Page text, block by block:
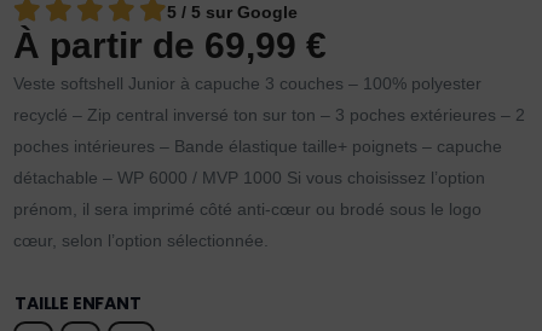
5 / 5 sur Google
À partir de 69,99€
Veste softshell Junior à capuche 3 couches – 100% polyester
recyclé – Zip central inversé ton sur ton – 3 poches extérieures – 2
poches intérieures – Bande élastique taille+ poignets – capuche
détachable – WP 6000 / MVP 1000 Si vous choisissez l’option
prénom, il sera imprimé côté anti-cœur ou brodé sous le logo
cœur, selon l’option sélectionnée.
TAILLE ENFANT